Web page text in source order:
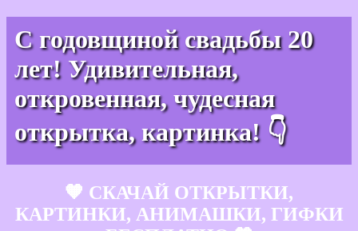
С годовщиной свадьбы 20
лет! Удивительная,
откровенная, чудесная
открытка, картинка! 👇
🧡 СКАЧАЙ ОТКРЫТКИ,
КАРТИНКИ, АНИМАШКИ, ГИФКИ